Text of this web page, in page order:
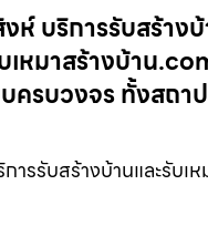
บริการรับสร้าง
หมาสร้างบ้าน
รบวงจร ทั้งสถา
ารรับสร้างบ้านและรับเ